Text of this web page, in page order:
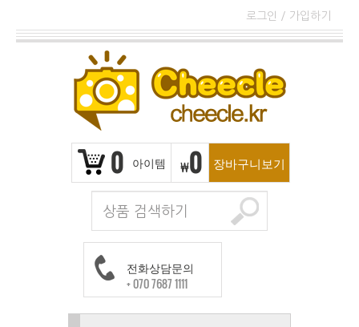
로그인 / 가입하기
0 아이템 ₩0 장바구니보기
전화상담문의
+ 070 7687 1111